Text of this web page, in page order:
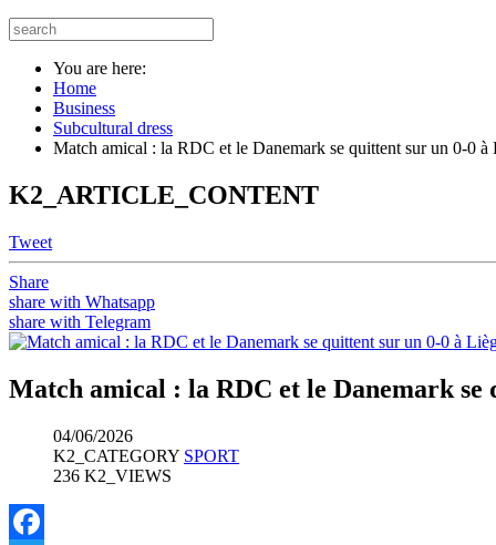
You are here:
Home
Business
Subcultural dress
Match amical : la RDC et le Danemark se quittent sur un 0-0 à
K2_ARTICLE_CONTENT
Tweet
Share
share with Whatsapp
share with Telegram
Match amical : la RDC et le Danemark se
04/06/2026
K2_CATEGORY SPORT
236 K2_VIEWS